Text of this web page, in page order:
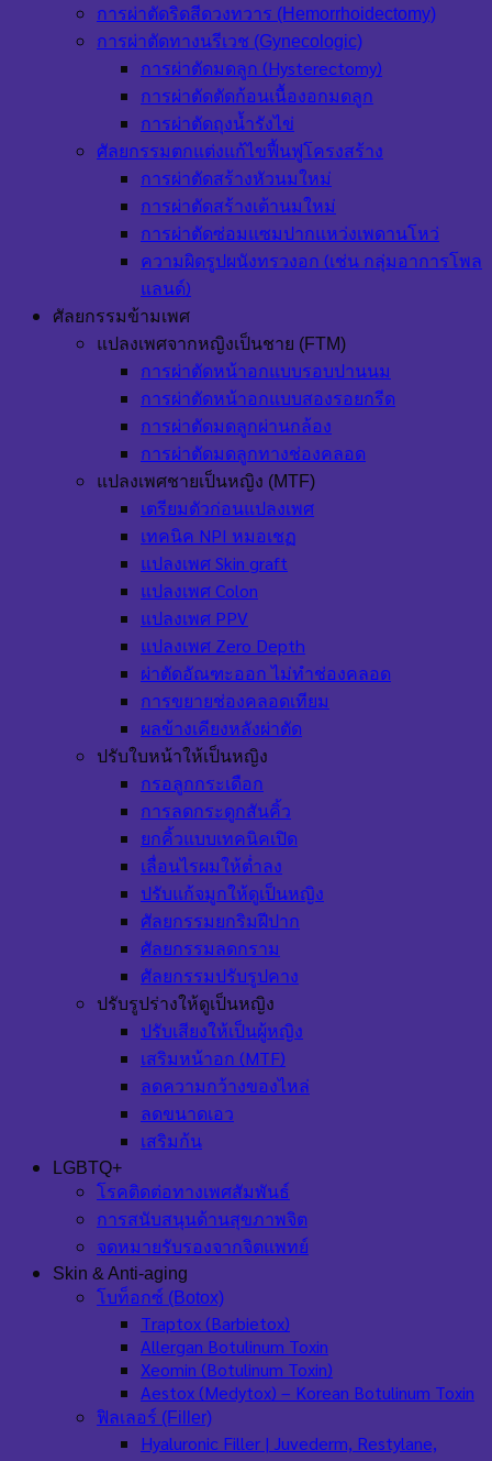
การผ่าตัดริดสีดวงทวาร (Hemorrhoidectomy)
การผ่าตัดทางนรีเวช (Gynecologic)
การผ่าตัดมดลูก (Hysterectomy)
การผ่าตัดตัดก้อนเนื้องอกมดลูก
การผ่าตัดถุงน้ำรังไข่
ศัลยกรรมตกแต่งแก้ไขฟื้นฟูโครงสร้าง
การผ่าตัดสร้างหัวนมใหม่
การผ่าตัดสร้างเต้านมใหม่
การผ่าตัดซ่อมแซมปากแหว่งเพดานโหว่
ความผิดรูปผนังทรวงอก (เช่น กลุ่มอาการโพล
แลนด์)
ศัลยกรรมข้ามเพศ
แปลงเพศจากหญิงเป็นชาย (FTM)
การผ่าตัดหน้าอกแบบรอบปานนม
การผ่าตัดหน้าอกแบบสองรอยกรีด
การผ่าตัดมดลูกผ่านกล้อง
การผ่าตัดมดลูกทางช่องคลอด
แปลงเพศชายเป็นหญิง (MTF)
เตรียมตัวก่อนแปลงเพศ
เทคนิค NPI หมอเชฏ
แปลงเพศ Skin graft
แปลงเพศ Colon
แปลงเพศ PPV
แปลงเพศ Zero Depth
ผ่าตัดอัณฑะออก ไม่ทำช่องคลอด
การขยายช่องคลอดเทียม
ผลข้างเคียงหลังผ่าตัด
ปรับใบหน้าให้เป็นหญิง
กรอลูกกระเดือก
การลดกระดูกสันคิ้ว
ยกคิ้วแบบเทคนิคเปิด
เลื่อนไรผมให้ต่ำลง
ปรับแก้จมูกให้ดูเป็นหญิง
ศัลยกรรมยกริมฝีปาก
ศัลยกรรมลดกราม
ศัลยกรรมปรับรูปคาง
ปรับรูปร่างให้ดูเป็นหญิง
ปรับเสียงให้เป็นผู้หญิง
เสริมหน้าอก (MTF)
ลดความกว้างของไหล่
ลดขนาดเอว
เสริมก้น
LGBTQ+
โรคติดต่อทางเพศสัมพันธ์
การสนับสนุนด้านสุขภาพจิต
จดหมายรับรองจากจิตแพทย์
Skin & Anti-aging
โบท็อกซ์ (Botox)
Traptox (Barbietox)
Allergan Botulinum Toxin
Xeomin (Botulinum Toxin)
Aestox (Medytox) – Korean Botulinum Toxin
ฟิลเลอร์ (Filler)
Hyaluronic Filler | Juvederm, Restylane,